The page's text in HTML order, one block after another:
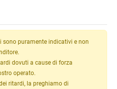
sono puramente indicativi e non
dovuti a cause di forza
operato.
ritardi, la preghiamo di